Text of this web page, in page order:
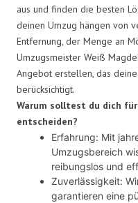
aus und finden die besten
deinen Umzug hängen von
Entfernung, der Menge an
Umzugsmeister Weiß
Angebot erstellen, das
berücksichtigt.
Warum solltest du dich
entscheiden?
Erfahrung: Mit
Umzugsbereich
reibungslos und
Zuverlässigkeit:
garantieren eine